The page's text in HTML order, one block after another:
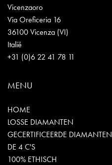
Vicenzaoro
Via Oreficeria 16
36100 Vicenza (VI)
Italië
+31 (0)6 22 41 78 11
MENU
HOME
LOSSE DIAMANTEN
GECERTIFICEERDE DIAMANTEN
DE 4 C'S
100% ETHISCH